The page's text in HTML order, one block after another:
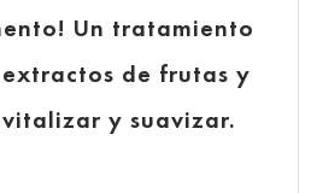
Un tratamiento
de frutas y
y suavizar.